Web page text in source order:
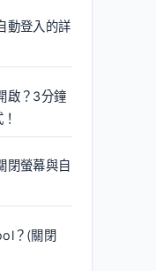
動登入的詳
啟？3分鐘
閉螢幕與自
？(關閉